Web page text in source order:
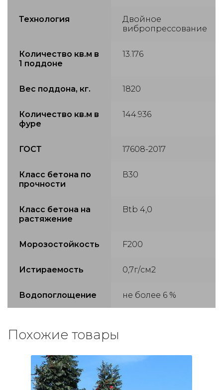
Технология
Двойное
вибропрессование
Количество кв.м в
1 поддоне
13.176
Вес поддона, кг. 1820
Количество кв.м в
фуре
144.936
ГОСТ 17608-2017
Класс бетона по
прочности
В30
Класс бетона на
растяжение
Btb 4,0
Морозостойкость F200
Истираемость 0,7г/см2
Водопоглощение не более 6 %
Похожие товары